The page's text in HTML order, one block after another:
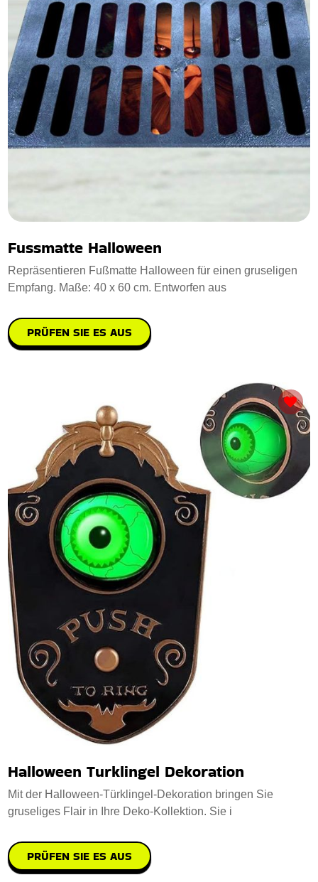
Fussmatte Halloween
Repräsentieren Fußmatte Halloween für einen gruseligen
Empfang. Maße: 40 x 60 cm. Entworfen aus
PRÜFEN SIE ES AUS
Halloween Turklingel Dekoration
Mit der Halloween-Türklingel-Dekoration bringen Sie
gruseliges Flair in Ihre Deko-Kollektion. Sie i
PRÜFEN SIE ES AUS